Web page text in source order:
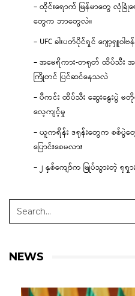
– ထိုင်းရောက် မြန်မာတွေ လုံ
တွေက ဘာတွေလဲ။
– UFC ခါးပတ်ပိုင်ရှင် ဂျော့ရှူဝ
– အမေရိကား-တရုတ် ထိပ်သီး
ကြိုတင် ပြင်ဆင်နေသလဲ
– ပီကင်း ထိပ်သီး ဆွေးနွေးပွဲ
လေ့ကျင့်မှု
– ယူကရိန်း ဒရုန်းတွေက စစ်
ပြောင်းစေမလား
– ၂ နှစ်ကျော်က မြုပ်သွားတဲ့ ရုရှ
NEWS